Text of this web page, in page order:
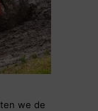
we de